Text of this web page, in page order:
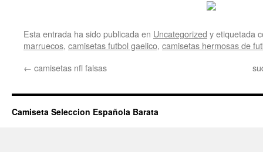
Esta entrada ha sido publicada en Uncategorized y etiquetada
marruecos, camisetas futbol gaelico, camisetas hermosas de
← camisetas nfl falsas
Camiseta Seleccion Española Barata